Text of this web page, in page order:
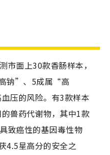
市面上30款香肠样本，
钠”、5成属“高
压的风险。有3款样本
兽药代谢物，其中1款
致癌性的基因毒性物
4.5星高分的安全之